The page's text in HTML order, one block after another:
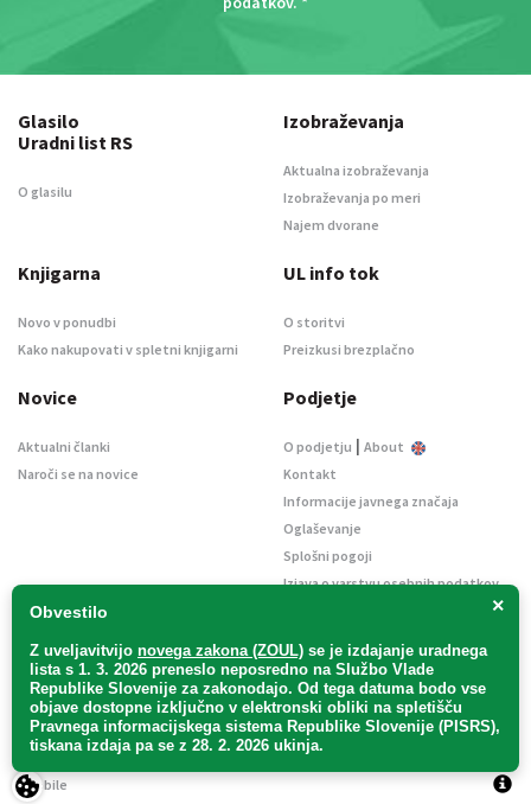
×
Obvestilo
Z uveljavitvijo novega zakona (ZOUL) se je izdajanje uradnega
lista s 1. 3. 2026 preneslo neposredno na Službo Vlade
Republike Slovenije za zakonodajo. Od tega datuma bodo vse
objave dostopne izključno v elektronski obliki na spletišču
Pravnega informacijskega sistema Republike Slovenije (PISRS),
tiskana izdaja pa se z 28. 2. 2026 ukinja.
Glasilo
Uradni list RS
O glasilu
Izobraževanja
Aktualna izobraževanja
Izobraževanja po meri
Najem dvorane
Knjigarna
Novo v ponudbi
Kako nakupovati v spletni knjigarni
UL info tok
O storitvi
Preizkusi brezplačno
Novice
Aktualni članki
Naroči se na novice
Podjetje
O podjetju | About
Kontakt
Informacije javnega značaja
Oglaševanje
Splošni pogoji
Izjava o varstvu osebnih podatkov
Uradni list d. o. o. – v likvidaciji / Vse pravice pridržane.
2Mobile